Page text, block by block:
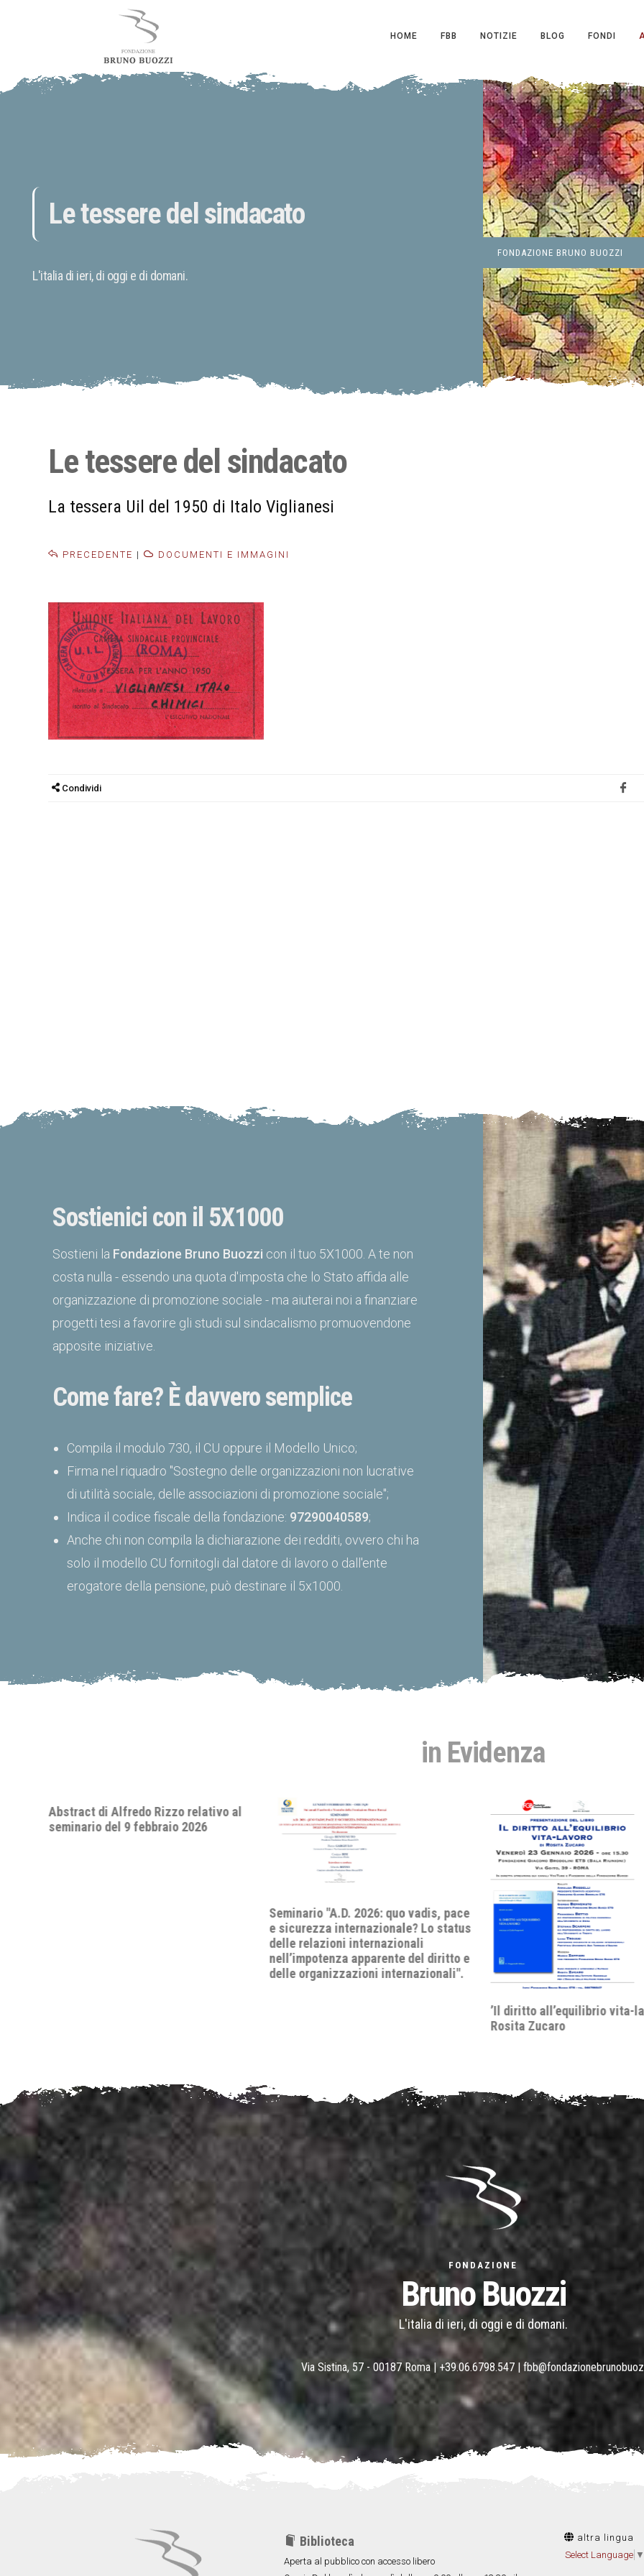
HOME FBB NOTIZIE BLOG FONDI
Le tessere del sindacato
L'italia di ieri, di oggi e di domani.
FONDAZIONE BRUNO BUOZZI
Le tessere del sindacato
La tessera Uil del 1950 di Italo Viglianesi
PRECEDENTE | DOCUMENTI E IMMAGINI
Condividi
Sostienici con il 5X1000
Sostieni la Fondazione Bruno Buozzi con il tuo 5X1000. A te non
costa nulla - essendo una quota d'imposta che lo Stato affida alle
organizzazione di promozione sociale - ma aiuterai noi a finanziare
progetti tesi a favorire gli studi sul sindacalismo promuovendone
apposite iniziative.
Come fare? È davvero semplice
Compila il modulo 730, il CU oppure il Modello Unico;
Firma nel riquadro "Sostegno delle organizzazioni non lucrative
di utilità sociale, delle associazioni di promozione sociale";
Indica il codice fiscale della fondazione: 97290040589;
Anche chi non compila la dichiarazione dei redditi, ovvero chi ha
solo il modello CU fornitogli dal datore di lavoro o dall'ente
erogatore della pensione, può destinare il 5x1000.
in Evidenza
Dibattito "Il divorzio di San
Come la Scala Mobile divise
FONDAZIONE
Bruno Buozzi
L'italia di ieri, di oggi e di domani.
Via Sistina, 57 - 00187 Roma |+39.06.6798.547 |
Biblioteca
Aperta al pubblico con accesso libero
altra lingua
Select Language ▼